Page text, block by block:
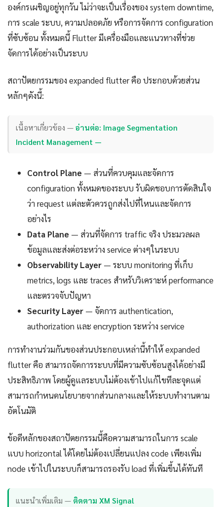
องค์กรเผชิญอยู่ทุกวัน ไม่ว่าจะเป็นเรื่องของ system downtime,
การ scale ระบบ, ความปลอดภัย หรือการจัดการ configuration
ที่ซับซ้อน ทั้งหมดนี้ Flutter มีเครื่องมือและแนวทางที่ช่วย
จัดการได้อย่างเป็นระบบ
สถาปัตยกรรมของ expanded flutter คือ ประกอบด้วยส่วน
หลักๆดังนี้:
เนื้อหาเกี่ยวข้อง —อ่านต่อ: Image Segmentation
Incident Management —
Control Plane — ส่วนที่ควบคุมและจัดการ
configuration ทั้งหมดของระบบ รับผิดชอบการตัดสินใจ
ว่า request แต่ละตัวควรถูกส่งไปที่ไหนและจัดการ
อย่างไร
Data Plane — ส่วนที่จัดการ traffic จริง ประมวลผล
ข้อมูลและส่งต่อระหว่าง service ต่างๆในระบบ
Observability Layer — ระบบ monitoring ที่เก็บ
metrics, logs และ traces สำหรับวิเคราะห์ performance
และตรวจจับปัญหา
Security Layer — จัดการ authentication,
authorization และ encryption ระหว่าง service
การทำงานร่วมกันของส่วนประกอบเหล่านี้ทำให้ expanded
flutter คือ สามารถจัดการระบบที่มีความซับซ้อนสูงได้อย่างมี
ประสิทธิภาพ โดยผู้ดูแลระบบไม่ต้องเข้าไปแก้ไขทีละจุดแต่
สามารถกำหนดนโยบายจากส่วนกลางและให้ระบบทำงานตาม
อัตโนมัติ
ข้อดีหลักของสถาปัตยกรรมนี้คือความสามารถในการ scale
แบบ horizontal ได้โดยไม่ต้องเปลี่ยนแปลง code เพียงเพิ่ม
node เข้าไปในระบบก็สามารถรองรับ load ที่เพิ่มขึ้นได้ทันที
แนะนำเพิ่มเติม — ติดตาม XM Signal